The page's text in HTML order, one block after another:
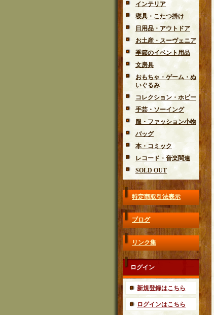
インテリア
寝具・こたつ掛け
日用品・アウトドア
お土産・スーヴェニア
季節のイベント用品
文房具
おもちゃ・ゲーム・ぬ
いぐるみ
コレクション・ホビー
手芸・ソーイング
服・ファッション小物
バッグ
本・コミック
レコード・音楽関連
SOLD OUT
特定商取引法表示
ブログ
リンク集
ログイン
新規登録はこちら
ログインはこちら